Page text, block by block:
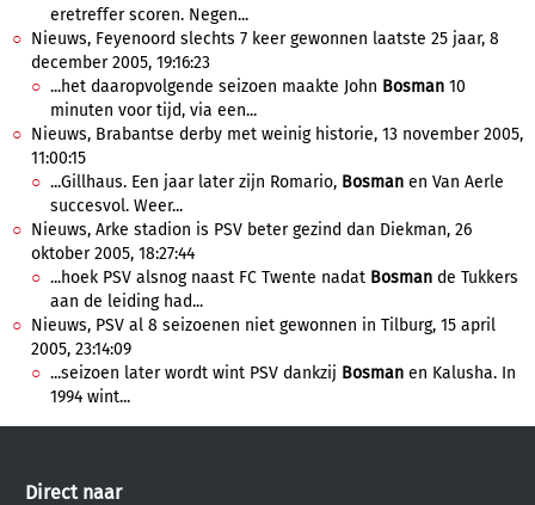
eretreffer scoren. Negen...
Nieuws, Feyenoord slechts 7 keer gewonnen laatste 25 jaar, 8
december 2005, 19:16:23
...het daaropvolgende seizoen maakte John Bosman 10
minuten voor tijd, via een...
Nieuws, Brabantse derby met weinig historie, 13 november 2005,
11:00:15
...Gillhaus. Een jaar later zijn Romario, Bosman en Van Aerle
succesvol. Weer...
Nieuws, Arke stadion is PSV beter gezind dan Diekman, 26
oktober 2005, 18:27:44
...hoek PSV alsnog naast FC Twente nadat Bosman de Tukkers
aan de leiding had...
Nieuws, PSV al 8 seizoenen niet gewonnen in Tilburg, 15 april
2005, 23:14:09
...seizoen later wordt wint PSV dankzij Bosman en Kalusha. In
1994 wint...
Direct naar